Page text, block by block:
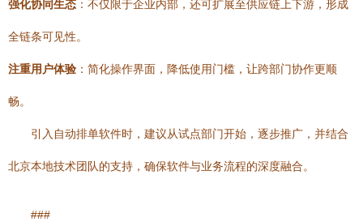
强化协同生态 ：不仅限于企业内部，还可扩展至供应链上下游，形成
全链条可见性。
注重用户体验 ：简化操作界面，降低使用门槛，让跨部门协作更顺
畅。
引入自动排单软件时，建议从试点部门开始，逐步推广，并结合
北京本地技术团队的支持，确保软件与业务流程的深度融合。
###